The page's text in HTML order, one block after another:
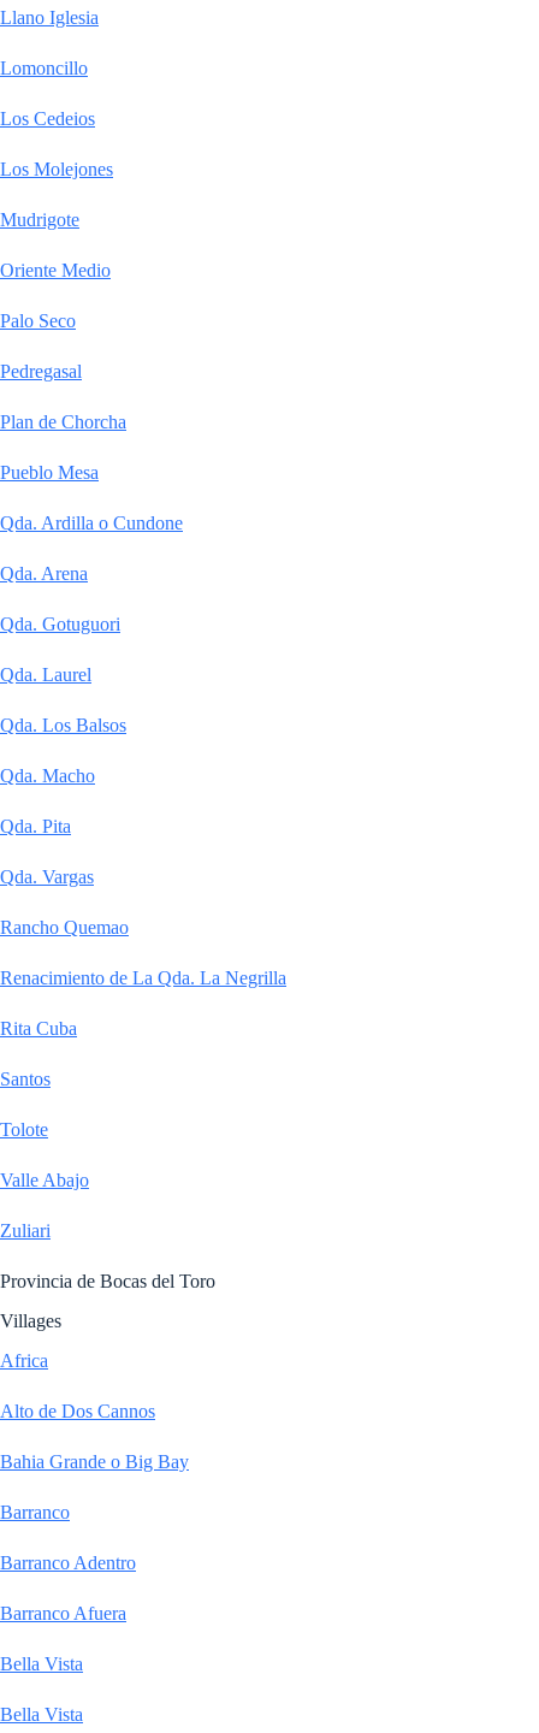
Llano Iglesia
Lomoncillo
Los Cedeios
Los Molejones
Mudrigote
Oriente Medio
Palo Seco
Pedregasal
Plan de Chorcha
Pueblo Mesa
Qda. Ardilla o Cundone
Qda. Arena
Qda. Gotuguori
Qda. Laurel
Qda. Los Balsos
Qda. Macho
Qda. Pita
Qda. Vargas
Rancho Quemao
Renacimiento de La Qda. La Negrilla
Rita Cuba
Santos
Tolote
Valle Abajo
Zuliari
Provincia de Bocas del Toro
Villages
Africa
Alto de Dos Cannos
Bahia Grande o Big Bay
Barranco
Barranco Adentro
Barranco Afuera
Bella Vista
Bella Vista